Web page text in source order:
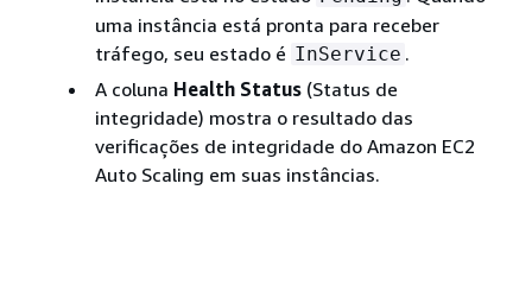
uma instância está pronta para receber
tráfego, seu estado é InService .
A coluna Health Status (Status de
integridade) mostra o resultado das
verificações de integridade do Amazon EC2
Auto Scaling em suas instâncias.